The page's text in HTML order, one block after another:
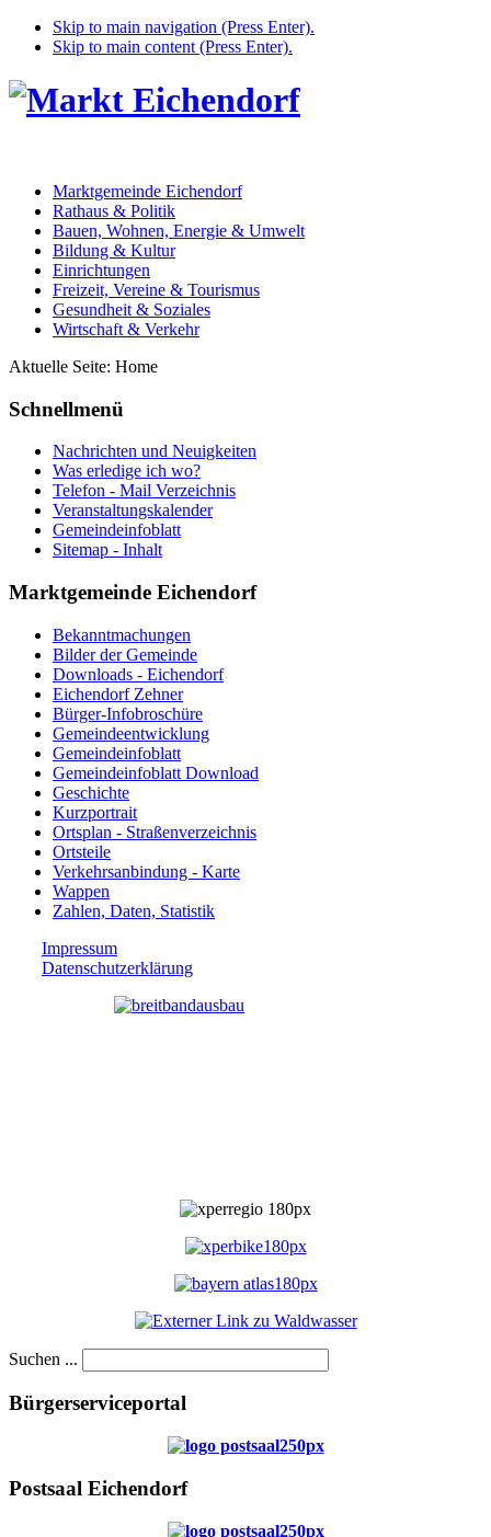
Skip to main navigation (Press Enter).
Skip to main content (Press Enter).
Marktgemeinde Eichendorf
Rathaus & Politik
Bauen, Wohnen, Energie & Umwelt
Bildung & Kultur
Einrichtungen
Freizeit, Vereine & Tourismus
Gesundheit & Soziales
Wirtschaft & Verkehr
Aktuelle Seite: Home
Schnellmenü
Nachrichten und Neuigkeiten
Was erledige ich wo?
Telefon - Mail Verzeichnis
Veranstaltungskalender
Gemeindeinfoblatt
Sitemap - Inhalt
Marktgemeinde Eichendorf
Bekanntmachungen
Bilder der Gemeinde
Downloads - Eichendorf
Eichendorf Zehner
Bürger-Infobroschüre
Gemeindeentwicklung
Gemeindeinfoblatt
Gemeindeinfoblatt Download
Geschichte
Kurzportrait
Ortsplan - Straßenverzeichnis
Ortsteile
Verkehrsanbindung - Karte
Wappen
Zahlen, Daten, Statistik
Impressum
Datenschutzerklärung
Suchen ...
Bürgerserviceportal
Postsaal Eichendorf